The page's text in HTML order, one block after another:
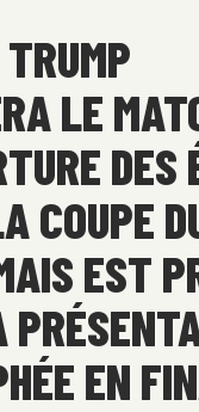
LE
COUPE
EST
EN